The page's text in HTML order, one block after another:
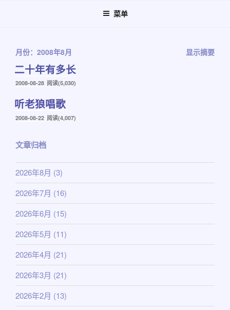
菜单
显示摘要
月份：2008年8月
二十年有多长
发
于
2008-08-28 阅读(5,030)
听老狼唱歌
发
2008-08-22 阅读(4,007)
文章归档
2026年8月 (3)
2026年7月 (16)
2026年6月 (15)
2026年5月 (11)
2026年4月 (21)
2026年3月 (21)
2026年2月 (13)